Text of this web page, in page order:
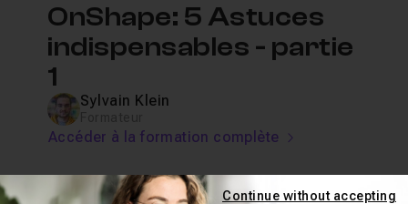
OnShape: 5 Astuces
indispensables - partie
1
Sylvain Klein
Accéder à la formation complète